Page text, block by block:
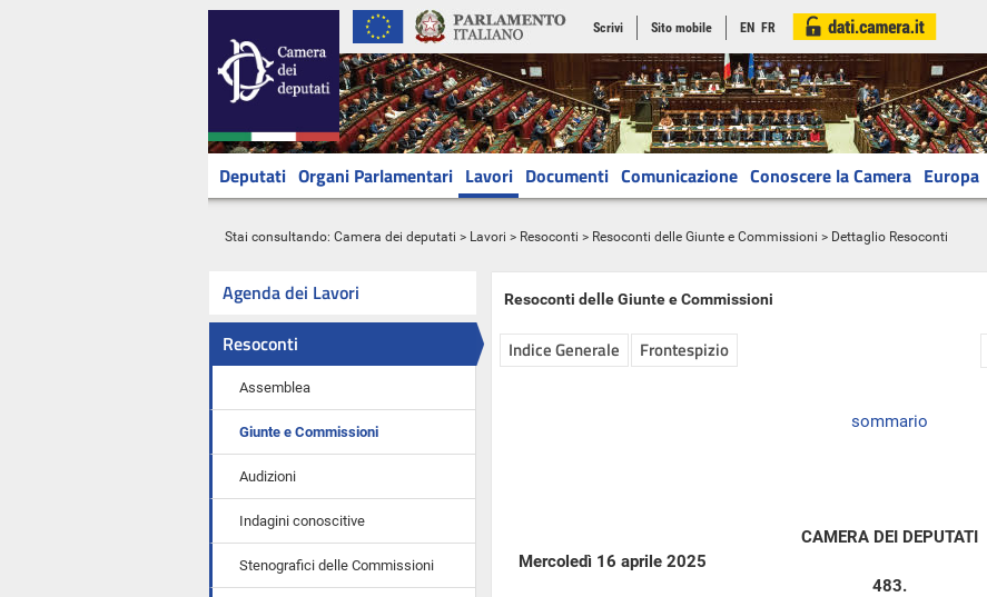
Scrivi Sito mobile EN FR
Deputati Organi Parlamentari Lavori Documenti Comunicazione Conoscere la Camera Europa
Stai consultando: Camera dei deputati > Lavori > Resoconti > Resoconti delle Giunte e Commissioni > Dettaglio Resoconti
Agenda dei Lavori
Resoconti
Assemblea
Giunte e Commissioni
Audizioni
Indagini conoscitive
Stenografici delle Commissioni
Resoconti delle Giunte e Commissioni
Indice Generale Frontespizio
sommario
CAMERA DEI DEPUTATI
Mercoledì 16 aprile 2025
483.